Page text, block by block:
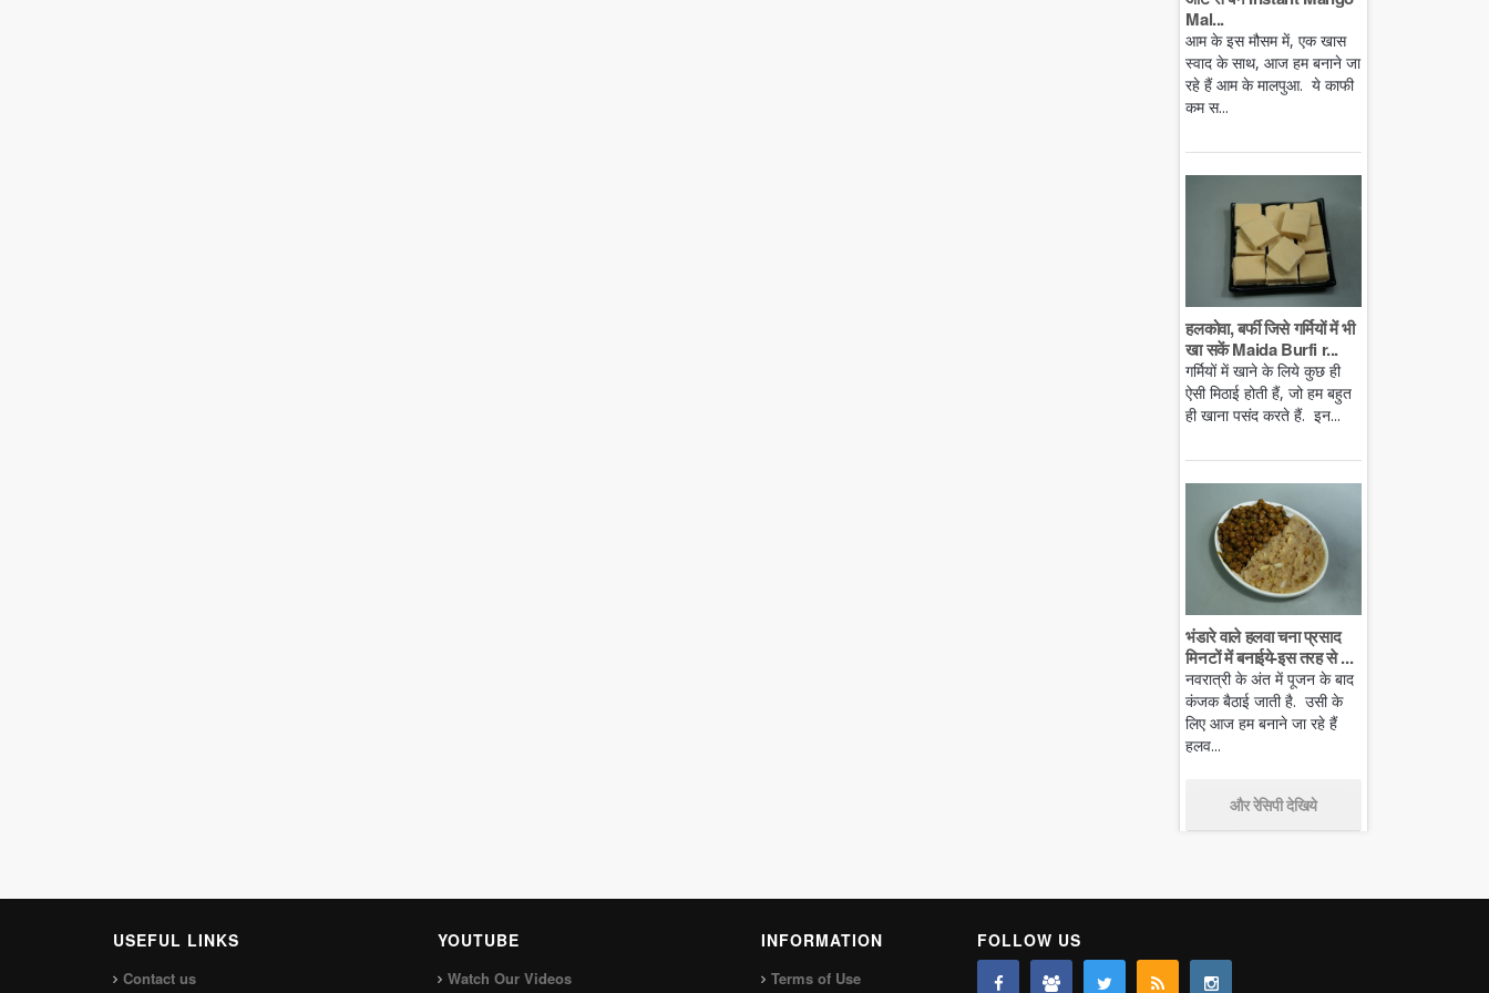
Mal...
आम के इस मौसम में, एक खास
स्वाद के साथ, आज हम बनाने जा
रहे हैं आम के मालपुआ. ये काफी
कम स...
हलकोवा, बर्फी जिसे गर्मियों में भी
खा सकें Maida Burfi r...
गर्मियों में खाने के लिये कुछ ही
ऐसी मिठाई होती हैं, जो हम बहुत
ही खाना पसंद करते हैं. इन...
भंडारे वाले हलवा चना प्रसाद
मिनटों में बनाईये-इस तरह से ...
नवरात्री के अंत में पूजन के बाद
कंजक बैठाई जाती है. उसी के
लिए आज हम बनाने जा रहे हैं
हलव...
और रेसिपी देखिये
USEFUL LINKS
Contact us
YOUTUBE
Watch Our Videos
INFORMATION
Terms of Use
FOLLOW US